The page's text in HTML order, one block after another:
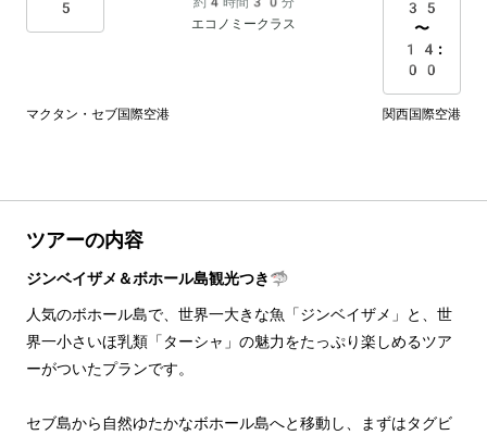
5
エコノミークラス
35
〜
14:
00
マクタン・セブ国際空港 関西国際空港
ツアーの内容
ジンベイザメ＆ボホール島観光つき🦈
人気のボホール島で、世界一大きな魚「ジンベイザメ」と、世
界一小さいほ乳類「ターシャ」の魅力をたっぷり楽しめるツア
ーがついたプランです。
セブ島から自然ゆたかなボホール島へと移動し、まずはタグビ